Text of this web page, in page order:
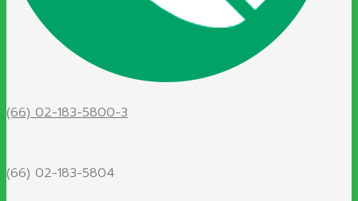
(66) 02-183-5800-3
(66) 02-183-5804